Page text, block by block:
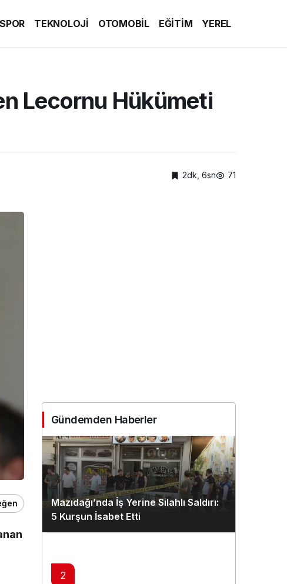
SPOR TEKNOLOJİ OTOMOBİL EĞİTİM YEREL
Lecornu Hükümeti
2dk, 6sn 71
Gündemden Haberler
Mazıdağı’nda İş Yerine Silahlı Saldırı:
5 Kurşun İsabet Etti
2